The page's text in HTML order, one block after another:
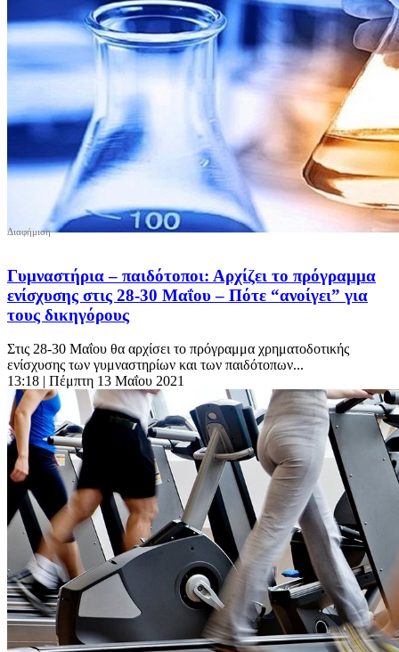
Γυμναστήρια – παιδότοποι: Αρχίζει το πρόγραμμα
ενίσχυσης στις 28-30 Μαΐου – Πότε “ανοίγει” για
τους δικηγόρους
Στις 28-30 Μαΐου θα αρχίσει το πρόγραμμα χρηματοδοτικής
ενίσχυσης των γυμναστηρίων και των παιδότοπων...
13:18 | Πέμπτη 13 Μαΐου 2021